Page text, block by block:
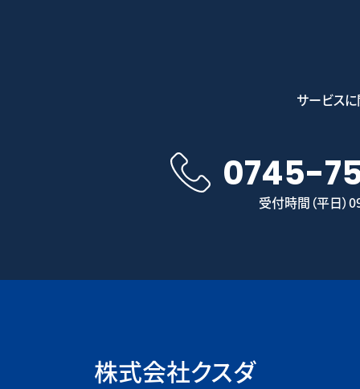
サービス
0745-
受付時間（平日
株式会社クスダ